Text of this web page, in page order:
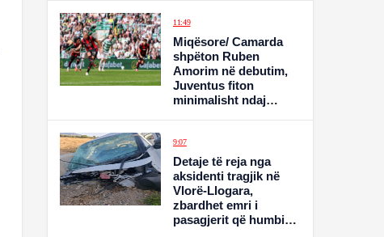
11:49
Miqësore/ Camarda
shpëton Ruben
Amorim në debutim,
Juventus fiton
minimalisht ndaj
9:07
Detaje të reja nga
aksidenti tragjik në
Vlorë-Llogara,
zbardhet emri i
pasagjerit që humbi